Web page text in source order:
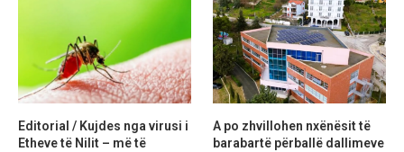
Editorial / Kujdes nga virusi i
Etheve të Nilit – më të
A po zhvillohen nxënësit të
barabartë përballë dallimeve